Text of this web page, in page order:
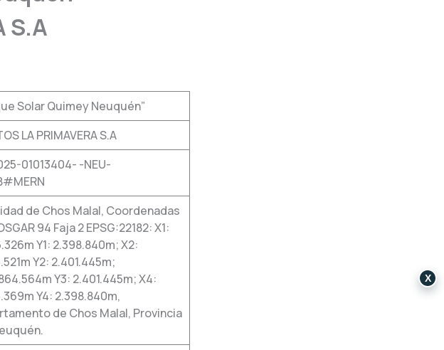
S.A
Solar Quimey Neuquén”
LA PRIMAVERA S.A
01013404- -NEU-
de Chos Malal, Coordenadas
94 Faja 2 EPSG:22182: X1:
Y1: 2.398.840m; X2:
Y2: 2.401.445m;
Y3: 2.401.445m; X4:
Y4: 2.398.840m,
de Chos Malal, Provincia
X